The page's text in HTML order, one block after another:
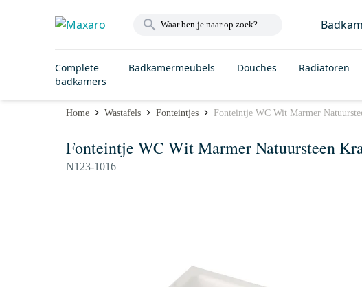
Complete
badkamers
Badkamermeubels Douches Radiatoren
Home Wastafels Fonteintjes Fonteintje WC Wit Marmer
Fonteintje WC Wit Marmer Natuursteen
N123-1016